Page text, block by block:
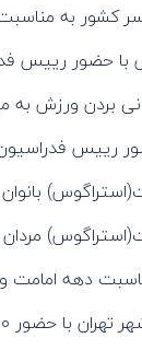
کشور به
با حضور رییس
بردن ورزش به
رییس
بانوان
مردان
دهه امامت و
فدراسیون ورزش‌های همگانی